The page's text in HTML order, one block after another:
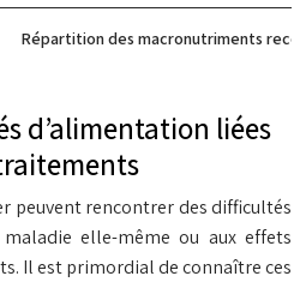
Répartition des macronutriments
d’alimentation liées
peuvent rencontrer des difficultés
elle-même ou aux effets
Il est primordial de connaître ces